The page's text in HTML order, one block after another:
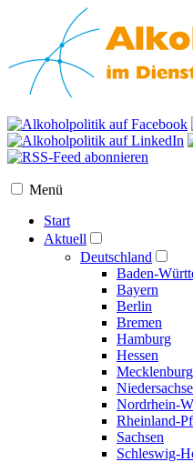
Menü
Start
Aktuell
Deutschland
Baden-
Bayern
Berlin
Bremen
Hamburg
Hessen
Nordrhein-
Rheinland-
Sachsen
Schleswig-